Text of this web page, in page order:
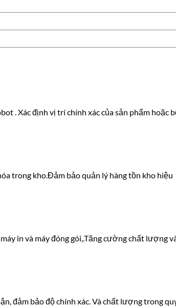
. Xác định vị trí chính xác của sản phẩm hoặc
trong kho.Đảm bảo quản lý hàng tồn kho hiệu
in và máy đóng gói,.Tăng cường chất lượng
đảm bảo độ chính xác. Và chất lượng trong